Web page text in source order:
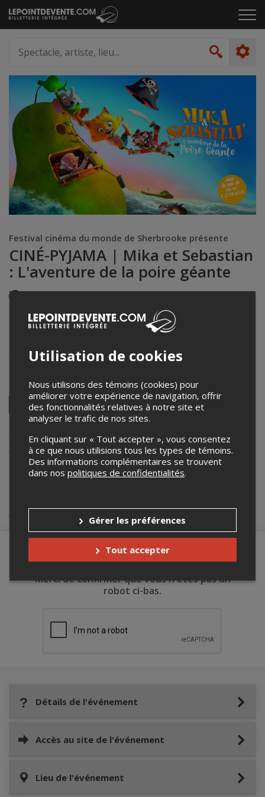
Passer
au
le
artiste,
lieu...
Festival cinéma du monde de Sherbrooke présente
CINÉ-PYJAMA | Mika et Sebastian
: L'aventure de la poire géante
5 avril 2019
10h00 – 11h30 / Entrée: 9h30
38 rue Wellington Sud,Sherbrooke, QC,Canada
Partagez cet événement
Facebook
Twitter
LinkedinPinterestEnvoyer
par
Lepointdevente.com agit à titre de mandataire pour
Festival cinéma
du monde de Sherbrooke dans le cadre de l’affichage en ligne et la
vente de billets pour ses événements.
Pour plus d’information à propos de cet événement, veuillez
contacter l’organisateur de l’événement,Festival cinéma du monde
, à info@fcms.ca
Achat de billets
Merci de confirmer que vous n'êtes pas un
robot ci-bas.
Détails de l'événement
Accès au site de l'événement
Lieu de l'événement
Utilisation de cookies
Nous utilisons des témoins (cookies) pour
améliorer votre expérience de navigation, offrir
des fonctionnalités relatives à notre site et
analyser le trafic de nos sites.
En cliquant sur « Tout accepter », vous consentez
à ce que nous utilisions tous les types de témoins.
Des informations complémentaires se trouvent
dans nos politiques de confidentialités.
Gérer les préférences
Tout accepter